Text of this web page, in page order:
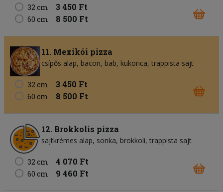
32 cm 3 450 Ft
60 cm 8 500 Ft
11. Mexikói pizza
csípős alap bacon bab kukorica trappista sajt
32 cm 3 450 Ft
60 cm 8 500 Ft
12. Brokkolis pizza
sajtkrémes alap sonka brokkoli trappista sajt
32 cm 4 070 Ft
60 cm 9 460 Ft